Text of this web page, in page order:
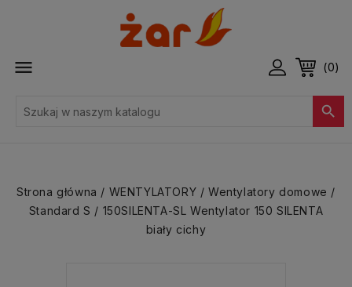
 (0)

Strona główna WENTYLATORY
Wentylatory domowe
Standard S
150SILENTA-SL Wentylator 150 SILENTA
biały cichy